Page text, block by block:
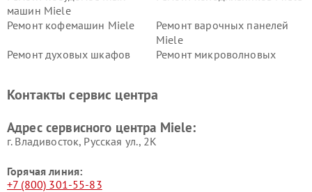
машин Miele
Ремонт кофемашин Miele
Ремонт варочных панелей
Miele
Ремонт духовых шкафов
Ремонт микроволновых
Miele
Miele
пылесосов Miele
Контакты сервис центра
Адрес сервисного центра Miele:
г. Владивосток, Русская ул., 2К
Горячая линия:
+7 (800) 301-55-83